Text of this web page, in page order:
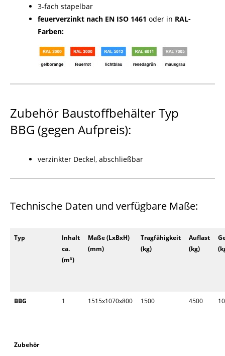
3-fach stapelbar
feuerverzinkt nach EN ISO 1461 oder in RAL-
Farben:
Zubehör Baustoffbehälter Typ
BBG (gegen Aufpreis):
verzinkter Deckel, abschließbar
Technische Daten und verfügbare Maße:
Typ
Inhalt
ca.
(m³)
Maße (LxBxH)
(mm)
Tragfähigkeit
(kg)
Auflast
(kg)
BBG 1 1515x1070x800 1500 4500
Zubehör